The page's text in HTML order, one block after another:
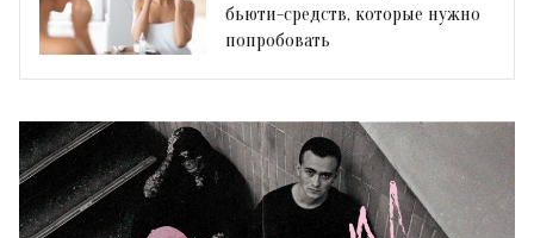
бьюти-средств, которые нужно
попробовать